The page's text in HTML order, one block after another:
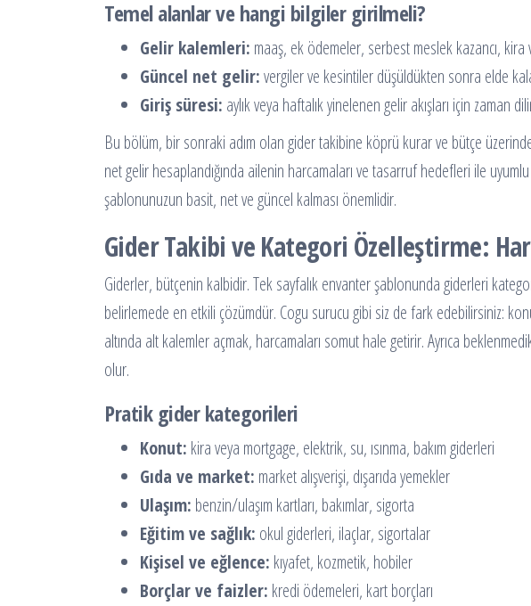
Temel alanlar ve hangi bilgiler girilmeli?
Gelir kalemleri: maaş, ek ödemeler, serbest meslek kazancı,
Güncel net gelir:vergiler ve kesintiler düşüldükten sonra elde
Giriş süresi: aylık veya haftalık yinelenen gelir akışları için zaman
Bu bölüm, bir sonraki adım olan gider takibine köprü kurar ve bütçe
net gelir hesaplandığında ailenin harcamaları ve tasarruf hedefleri ile
şablonunuzun basit, net ve güncel kalması önemlidir.
Gider Takibi ve Kategori Özelleştirme:
Giderler, bütçenin kalbidir. Tek sayfalık envanter şablonunda giderleri
belirlemede en etkili çözümdür. Cogu surucu gibi siz de fark edebilirsiniz:
altında alt kalemler açmak, harcamaları somut hale getirir. Ayrıca
olur.
Pratik gider kategorileri
Konut: kira veya mortgage, elektrik, su, ısınma, bakım giderleri
Gıda ve market: market alışverişi, dışarıda yemekler
Ulaşım: benzin/ulaşım kartları, bakımlar, sigorta
Eğitim ve sağlık: okul giderleri, ilaçlar, sigortalar
Kişisel ve eğlence: kıyafet, kozmetik, hobiler
Borçlar ve faizler: kredi ödemeleri, kart borçları